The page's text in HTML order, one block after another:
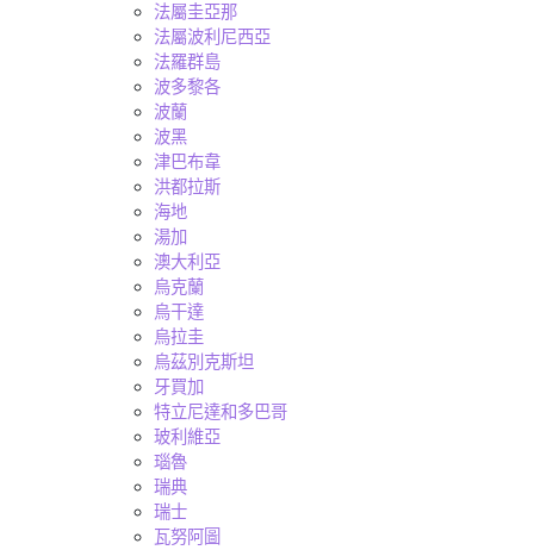
法屬圭亞那
法屬波利尼西亞
法羅群島
波多黎各
波蘭
波黑
津巴布韋
洪都拉斯
海地
湯加
澳大利亞
烏克蘭
烏干達
烏拉圭
烏茲別克斯坦
牙買加
特立尼達和多巴哥
玻利維亞
瑙魯
瑞典
瑞士
瓦努阿圖